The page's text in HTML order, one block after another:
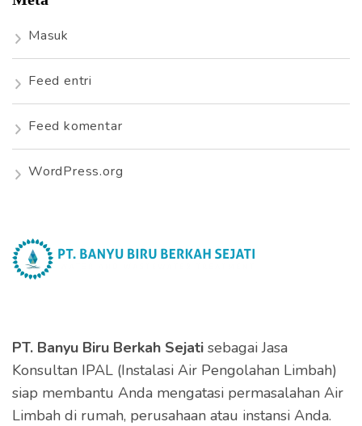
Masuk
Feed entri
Feed komentar
WordPress.org
PT. Banyu Biru Berkah Sejati sebagai Jasa
Konsultan IPAL (Instalasi Air Pengolahan Limbah)
siap membantu Anda mengatasi permasalahan Air
Limbah di rumah, perusahaan atau instansi Anda.